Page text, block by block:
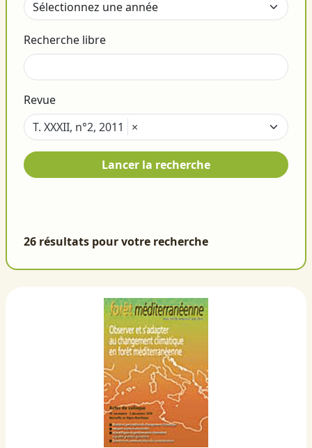
Recherche libre
Revue
T. XXXII, n°2, 2011
×
Lancer la recherche
26 résultats pour votre recherche